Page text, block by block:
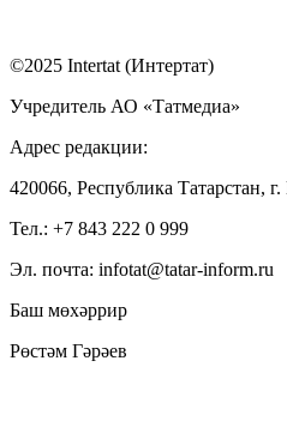
©2025 Intertat (Интертат)
Учредитель АО «Татмедиа»
Адрес редакции:
420066, Республика Татарстан,
Тел.: +7 843 222 0 999
Эл. почта: infotat@tatar-inform.ru
Баш мөхәррир
Рөстәм Гәрәев